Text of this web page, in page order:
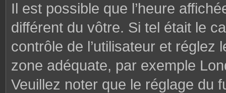
Il est possible que l’heure
différent du vôtre. Si tel était le
contrôle de l’utilisateur et
zone adéquate, par exemple
Veuillez noter que le réglage du